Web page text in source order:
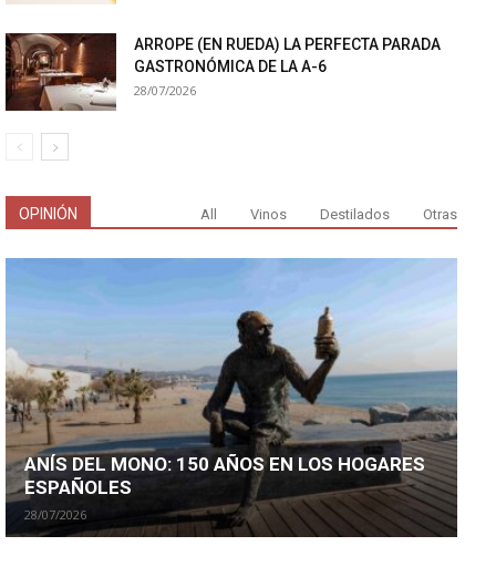
ARROPE (EN RUEDA) LA PERFECTA PARADA
GASTRONÓMICA DE LA A-6
28/07/2026
OPINIÓN All Vinos Destilados Otras
ANÍS DEL MONO: 150 AÑOS EN LOS HOGARES
ESPAÑOLES
28/07/2026